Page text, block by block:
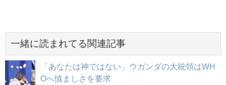
一緒に読まれてる関連記事
「あなたは神ではない」ウガンダの大統領はWH
Oへ慎ましさを要求